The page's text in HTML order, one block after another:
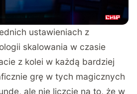
ustawieniach z
skalowania w czasie
z kolei w każdą bardziej
grę w tych magicznych
ale nie liczcie na to, że w